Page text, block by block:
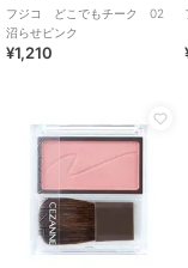
フジコ どこでもチーク 02
沼らせピンク
¥1,210